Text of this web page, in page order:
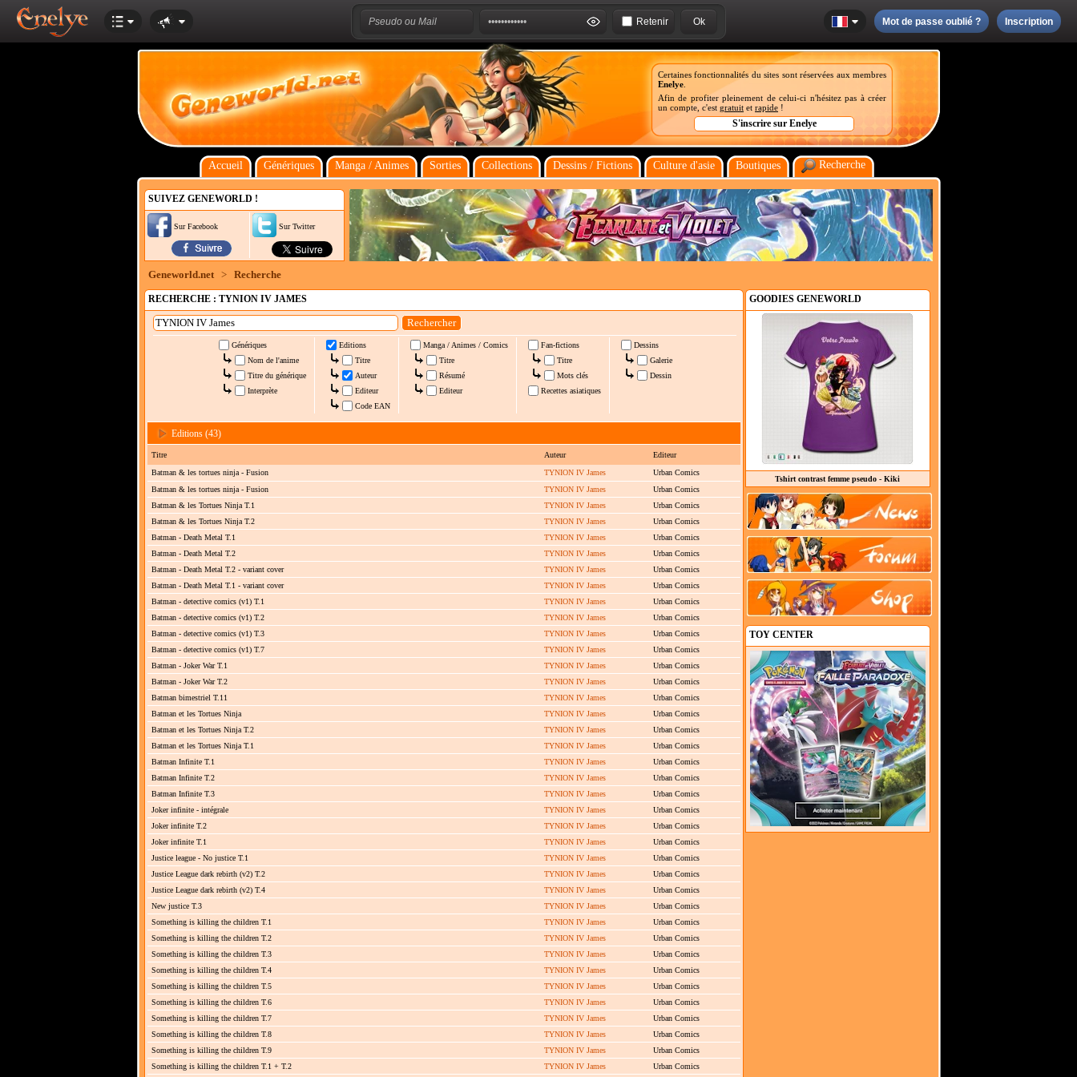
Retenir Mot de passe oublié ? Inscription
Certaines fonctionnalités du sites sont réservées aux membres
Enelye
Afin de profiter pleinement de celui-ci n'hésitez pas à créer
un compte, c'est gratuit et rapide !
Accueil Génériques Manga / Animes Sorties Collections Dessins / Fictions Culture d'asie Boutiques Recherche
SUIVEZ GENEWORLD !
Sur Facebook Sur Twitter
Geneworld.net > Recherche
RECHERCHE : TYNION IV JAMES
Génériques
Nom de l'anime
Titre du générique
Interprète
Editions
Titre
Auteur
Editeur
Code EAN
Manga / Animes / Comics
Titre
Résumé
Editeur
Fan-fictions
Titre
Mots clés
Recettes asiatiques
Dessins
Galerie
Dessin
Editions (43)
Titre Auteur
Editeur
Batman & les tortues ninja - Fusion
TYNION IV James
Urban Comics
Batman & les tortues ninja - Fusion
TYNION IV James
Urban Comics
Batman & les Tortues Ninja T.1
TYNION IV James
Urban Comics
Batman & les Tortues Ninja T.2
TYNION IV James
Urban Comics
Batman - Death Metal T.1
TYNION IV James
Urban Comics
Batman - Death Metal T.2
TYNION IV James
Urban Comics
Batman - Death Metal T.2 - variant cover
TYNION IV James
Urban Comics
Batman - Death Metal T.1 - variant cover
TYNION IV James
Urban Comics
Batman - detective comics (v1) T.1
TYNION IV James
Urban Comics
Batman - detective comics (v1) T.2
TYNION IV James
Urban Comics
Batman - detective comics (v1) T.3
TYNION IV James
Urban Comics
Batman - detective comics (v1) T.7
TYNION IV James
Urban Comics
Batman - Joker War T.1
TYNION IV James
Urban Comics
Batman - Joker War T.2
TYNION IV James
Urban Comics
Batman bimestriel T.11
TYNION IV James
Urban Comics
Batman et les Tortues Ninja
TYNION IV James
Urban Comics
Batman et les Tortues Ninja T.2
TYNION IV James
Urban Comics
Batman et les Tortues Ninja T.1
TYNION IV James
Urban Comics
Batman Infinite T.1
TYNION IV James
Urban Comics
Batman Infinite T.2
TYNION IV James
Urban Comics
Batman Infinite T.3
TYNION IV James
Urban Comics
Joker infinite - intégrale
TYNION IV James
Urban Comics
Joker infinite T.2
TYNION IV James
Urban Comics
Joker infinite T.1
TYNION IV James
Urban Comics
Justice league - No justice T.1
TYNION IV James
Urban Comics
Justice League dark rebirth (v2) T.2
TYNION IV James
Urban Comics
Justice League dark rebirth (v2) T.4
TYNION IV James
Urban Comics
New justice T.3
TYNION IV James
Urban Comics
Something is killing the children T.1
TYNION IV James
Urban Comics
Something is killing the children T.2
TYNION IV James
Urban Comics
Something is killing the children T.3
TYNION IV James
Urban Comics
Something is killing the children T.4
TYNION IV James
Urban Comics
Something is killing the children T.5
TYNION IV James
Urban Comics
Something is killing the children T.6
TYNION IV James
Urban Comics
Something is killing the children T.7
TYNION IV James
Urban Comics
Something is killing the children T.8
TYNION IV James
Urban Comics
Something is killing the children T.9
TYNION IV James
Urban Comics
Something is killing the children T.1 + T.2
TYNION IV James Urban Comics
GOODIES GENEWORLD
Tshirt contrast femme pseudo - Kiki
TOY CENTER